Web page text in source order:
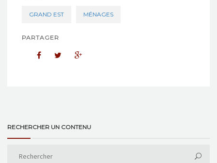
GRAND EST MÉNAGES
PARTAGER
RECHERCHER UN CONTENU